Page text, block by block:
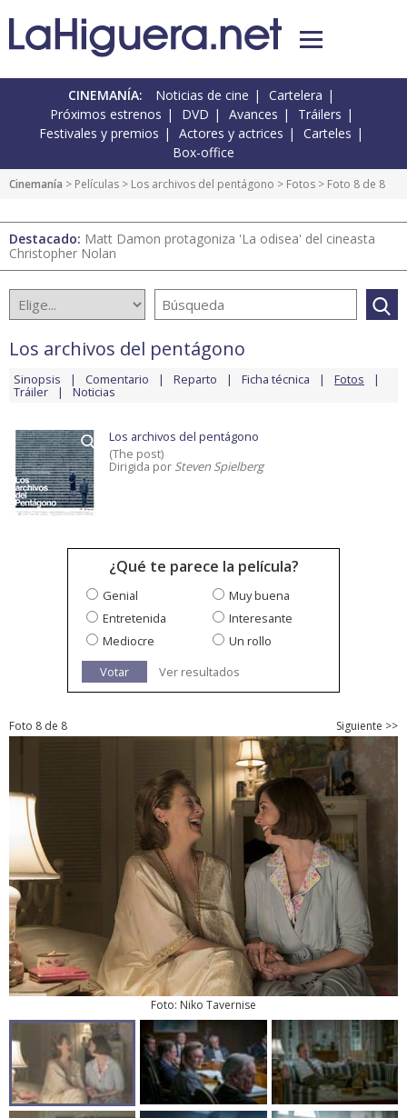
CINEMANÍA: Noticias de cine
Cartelera
Próximos estrenos
DVD Avances
Tráilers
Festivales y premios
Actores y actrices
Carteles
Box-office
Cinemanía > Películas > Los archivos del pentágono > Fotos > Foto 8 de 8
Destacado: Matt Damon protagoniza 'La odisea' del cineasta
Christopher Nolan
Los archivos del pentágono
Sinopsis Comentario Reparto Ficha técnica Fotos
Tráiler Noticias
Los archivos del pentágono
(The post)
Dirigida por Steven Spielberg
¿Qué te parece la película?
Genial
Muy buena
Entretenida
Interesante
Mediocre
Un rollo
Votar
Ver resultados
Foto 8 de 8 Siguiente >>
Foto: Niko Tavernise